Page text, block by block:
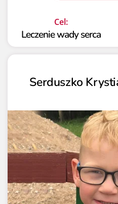
Cel:
Leczenie wady serca
Serduszko